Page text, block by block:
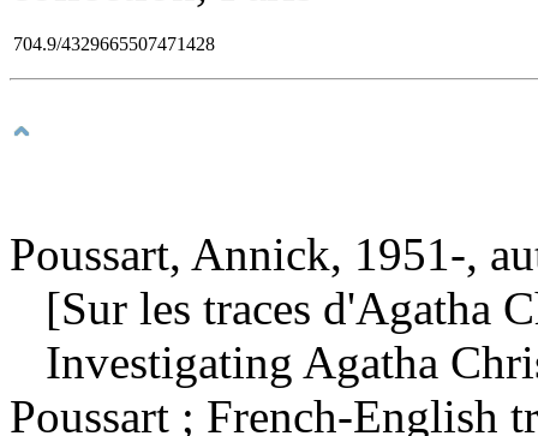
704.9/4329665507471428
Poussart, Annick, 1951-,
[Sur les traces d'Agatha
Investigating Agatha
Poussart ; French-English